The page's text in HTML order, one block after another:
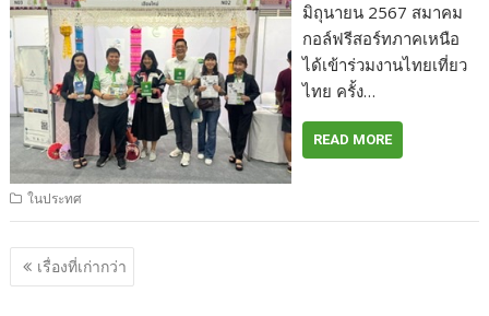
มิถุนายน 2567 สมาคม
กอล์ฟรีสอร์ทภาคเหนือ
ได้เข้าร่วมงานไทยเที่ยว
ไทย ครั้ง…
READ MORE
ในประทศ
แนะแนว
เรื่อง
เรื่องที่เก่ากว่า